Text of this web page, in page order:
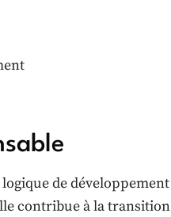
de
contribue à la